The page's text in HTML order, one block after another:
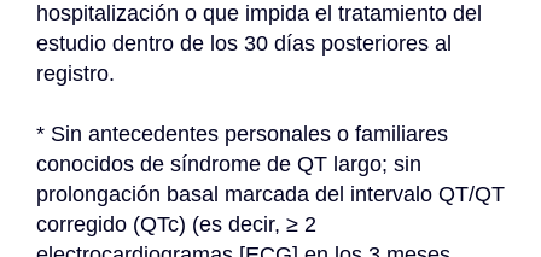
hospitalización o que impida el tratamiento del
estudio dentro de los 30 días posteriores al
registro.
* Sin antecedentes personales o familiares
conocidos de síndrome de QT largo; sin
prolongación basal marcada del intervalo QT/QT
corregido (QTc) (es decir, ≥ 2